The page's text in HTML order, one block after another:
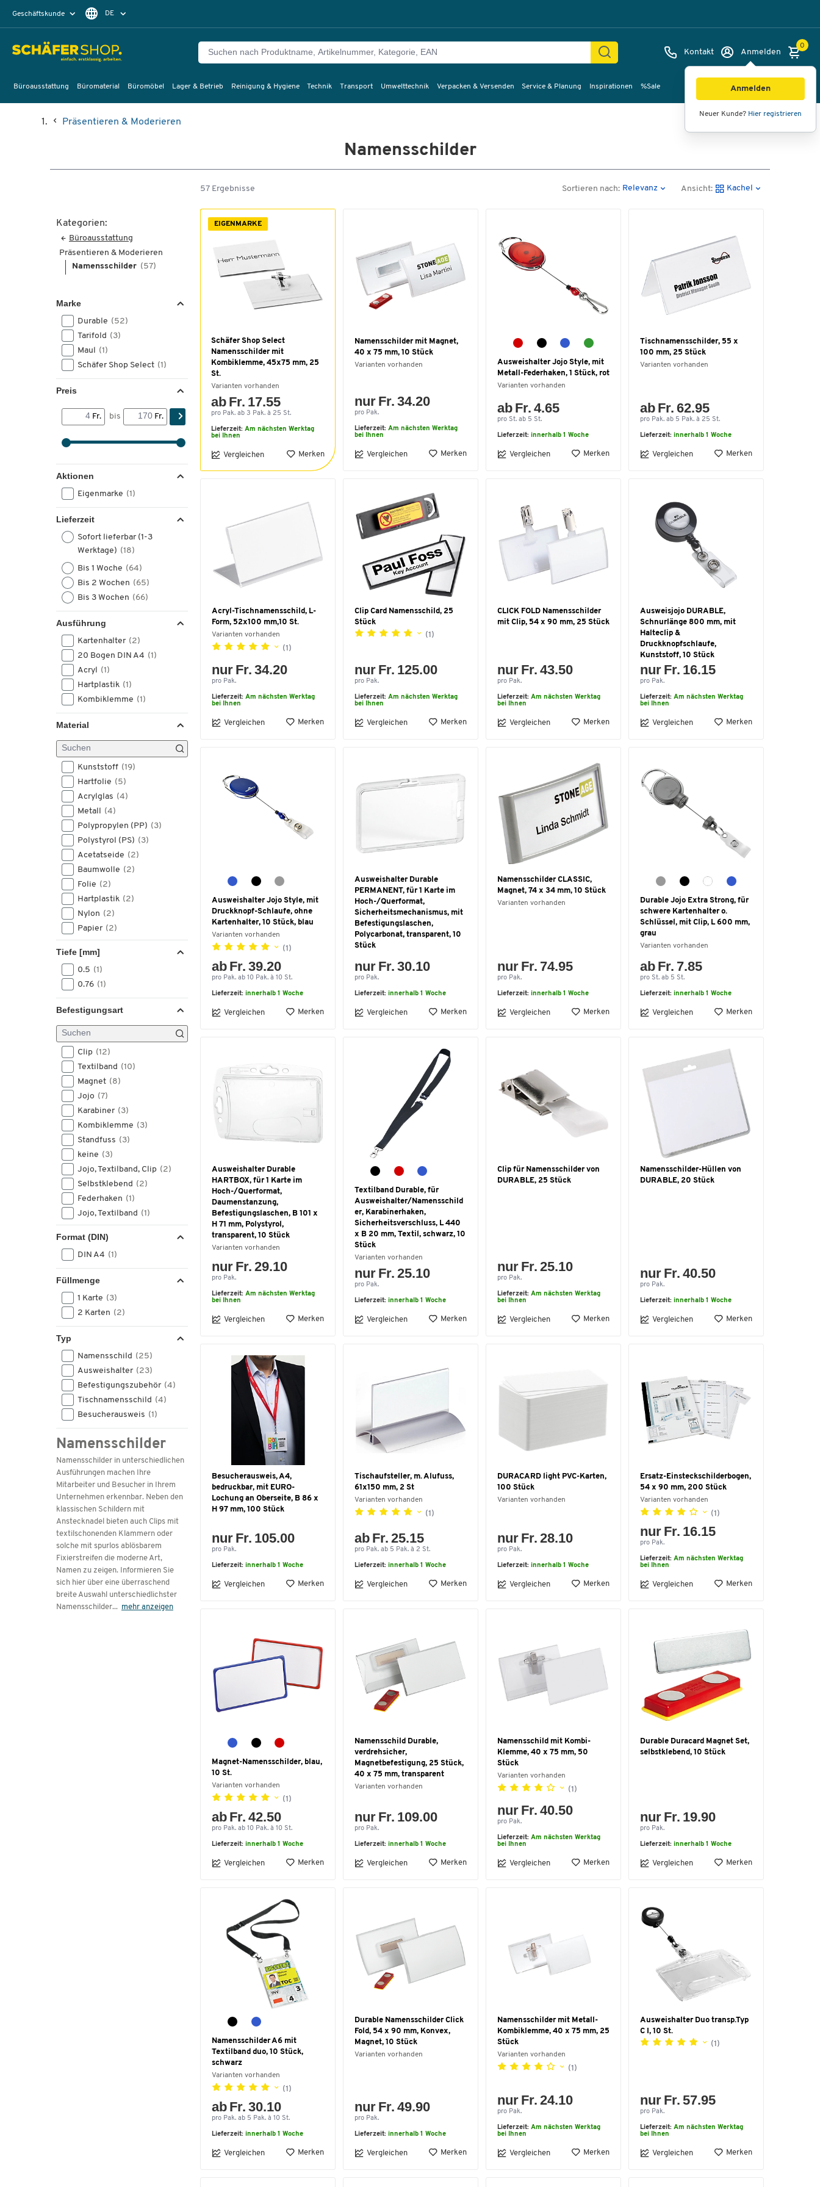
Geschäftskunde DE
EN Kontakt Anmelden
Anmelden
Neuer Kunde? Hier registrieren
0
Büroausstattung Büromaterial Büromöbel Lager & Betrieb Reinigung & Hygiene Technik Transport Umwelttechnik Verpacken & Versenden Service & Planung Inspirationen %Sale
Präsentieren & Moderieren
Namensschilder
Kategorien:
Büroausstattung
Präsentieren & Moderieren
Namensschilder (57)
Marke
Durable (52)
Tarifold (3)
Maul (1)
Schäfer Shop Select (1)
Preis
Fr. bis Fr.
Aktionen
Eigenmarke (1)
Lieferzeit
Sofort lieferbar (1-3
Werktage) (18)
Bis 1 Woche (64)
Bis 2 Wochen (65)
Bis 3 Wochen (66)
Ausführung
Kartenhalter (2)
20 Bogen DIN A4 (1)
Acryl (1)
Hartplastik (1)
Kombiklemme (1)
Material
Kunststoff (19)
Hartfolie (5)
Acrylglas (4)
Metall (4)
Polypropylen (PP) (3)
Polystyrol (PS) (3)
Acetatseide (2)
Baumwolle (2)
Folie (2)
Hartplastik (2)
Nylon (2)
Papier (2)
Polyethylenterephthalat
(PET)
Recyclingkunststoff
Acrylnitril-Butadien-Styrol
Bambus
PP(1)
Polycarbonat (PC)
Polyester (1)
Polypropylen-Folie (PP-
Folie)(1)
Polyvinylchlorid (PVC)
Stoff(1)
Zink(1)
Tiefe [mm]
0.5 (1)
0.76 (1)
Befestigungsart
Clip (12)
Textilband (10)
Magnet (8)
Jojo (7)
Karabiner (3)
Kombiklemme (3)
Standfuss (3)
keine (3)
Jojo, Textilband, Clip (2)
Selbstklebend (2)
Federhaken (1)
Jojo, Textilband (1)
Kombi-Klemme(1)
Krokoklemme
Sicherheitsverschluss
Format (DIN)
DIN A4 (1)
Füllmenge
1 Karte (3)
2 Karten (2)
Typ
Namensschild (25)
Ausweishalter (23)
Befestigungszubehör (4)
Tischnamensschild (4)
Besucherausweis (1)
Namensschilder
Namensschilder in unterschiedlichen
Ausführungen machen Ihre
Mitarbeiter und Besucher in Ihrem
Unternehmen erkennbar. Neben den
klassischen Schildern mit
Anstecknadel bieten auch Clips mit
textilschonenden Klammern oder
solche mit spurlos ablösbarem
Fixierstreifen die moderne Art,
Namen zu zeigen. Informieren Sie
sich hier über eine überraschend
breite Auswahl unterschiedlichster
Namensschilder... mehr anzeigen
57 Ergebnisse Sortieren nach: Relevanz Ansicht: Kachel
EIGENMARKE
Schäfer Shop Select
Namensschilder mit
Kombiklemme, 45x75 mm, 25
St.
Varianten vorhanden
ab Fr. 17.55
pro Pak. ab 3 Pak. à 25 St.
Lieferzeit: Am nächsten Werktag
bei Ihnen
Vergleichen Merken
Namensschilder mit Magnet,
40 x 75 mm, 10 Stück
Varianten vorhanden
nur Fr. 34.20
pro Pak.
Lieferzeit: Am nächsten Werktag
bei Ihnen
Vergleichen Merken
Ausweishalter Jojo Style, mit
Metall-Federhaken, 1 Stück, rot
Varianten vorhanden
ab Fr. 4.65
pro St. ab 5 St.
Lieferzeit: innerhalb 1 Woche
Vergleichen Merken
Tischnamensschilder, 55 x
100 mm, 25 Stück
Varianten vorhanden
ab Fr. 62.95
pro Pak. ab 5 Pak. à 25 St.
Lieferzeit: innerhalb 1 Woche
Vergleichen Merken
Acryl-Tischnamensschild, L-
Form, 52x100 mm,10 St.
Varianten vorhanden
(1)
nur Fr. 34.20
pro Pak.
Lieferzeit: Am nächsten Werktag
bei Ihnen
Vergleichen Merken
Clip Card Namensschild, 25
Stück
(1)
nur Fr. 125.00
pro Pak.
Lieferzeit: Am nächsten Werktag
bei Ihnen
Vergleichen Merken
CLICK FOLD Namensschilder
mit Clip, 54 x 90 mm, 25 Stück
nur Fr. 43.50
pro Pak.
Lieferzeit: Am nächsten Werktag
bei Ihnen
Vergleichen Merken
Ausweisjojo DURABLE,
Schnurlänge 800 mm, mit
Halteclip &
Druckknopfschlaufe,
Kunststoff, 10 Stück
nur Fr. 16.15
pro Pak.
Lieferzeit: Am nächsten Werktag
bei Ihnen
Vergleichen Merken
Ausweishalter Jojo Style, mit
Druckknopf-Schlaufe, ohne
Kartenhalter, 10 Stück, blau
Varianten vorhanden
(1)
ab Fr. 39.20
pro Pak. ab 10 Pak. à 10 St.
Lieferzeit: innerhalb 1 Woche
Vergleichen Merken
Ausweishalter Durable
PERMANENT, für 1 Karte im
Hoch-/Querformat,
Sicherheitsmechanismus, mit
Befestigungslaschen,
Polycarbonat, transparent, 10
Stück
nur Fr. 30.10
pro Pak.
Lieferzeit: innerhalb 1 Woche
Vergleichen Merken
Namensschilder CLASSIC,
Magnet, 74 x 34 mm, 10 Stück
Varianten vorhanden
nur Fr. 74.95
pro Pak.
Lieferzeit: innerhalb 1 Woche
Vergleichen Merken
Durable Jojo Extra Strong, für
schwere Kartenhalter o.
Schlüssel, mit Clip, L 600 mm,
grau
Varianten vorhanden
ab Fr. 7.85
pro St. ab 5 St.
Lieferzeit: innerhalb 1 Woche
Vergleichen Merken
Ausweishalter Durable
HARTBOX, für 1 Karte im
Hoch-/Querformat,
Daumenstanzung,
Befestigungslaschen, B 101 x
H 71 mm, Polystyrol,
transparent, 10 Stück
Varianten vorhanden
nur Fr. 29.10
pro Pak.
Lieferzeit: Am nächsten Werktag
bei Ihnen
Vergleichen Merken
Textilband Durable, für
Ausweishalter/Namensschild
er, Karabinerhaken,
Sicherheitsverschluss, L 440
x B 20 mm, Textil, schwarz, 10
Stück
Varianten vorhanden
nur Fr. 25.10
pro Pak.
Lieferzeit: innerhalb 1 Woche
Vergleichen Merken
Clip für Namensschilder von
DURABLE, 25 Stück
nur Fr. 25.10
pro Pak.
Lieferzeit: Am nächsten Werktag
bei Ihnen
Vergleichen Merken
Namensschilder-Hüllen von
DURABLE, 20 Stück
nur Fr. 40.50
pro Pak.
Lieferzeit: innerhalb 1 Woche
Vergleichen Merken
Besucherausweis, A4,
bedruckbar, mit EURO-
Lochung an Oberseite, B 86 x
H 97 mm, 100 Stück
nur Fr. 105.00
pro Pak.
Lieferzeit: innerhalb 1 Woche
Vergleichen Merken
Tischaufsteller, m. Alufuss,
61x150 mm, 2 St
Varianten vorhanden
(1)
ab Fr. 25.15
pro Pak. ab 5 Pak. à 2 St.
Lieferzeit: innerhalb 1 Woche
Vergleichen Merken
DURACARD light PVC-Karten,
100 Stück
Varianten vorhanden
nur Fr. 28.10
pro Pak.
Lieferzeit: innerhalb 1 Woche
Vergleichen Merken
Ersatz-Einsteckschilderbogen,
54 x 90 mm, 200 Stück
Varianten vorhanden
(1)
nur Fr. 16.15
pro Pak.
Lieferzeit: Am nächsten Werktag
bei Ihnen
Vergleichen Merken
Magnet-Namensschilder, blau,
10 St.
Varianten vorhanden
(1)
ab Fr. 42.50
pro Pak. ab 10 Pak. à 10 St.
Lieferzeit: innerhalb 1 Woche
Vergleichen Merken
Namensschild Durable,
verdrehsicher,
Magnetbefestigung, 25 Stück,
40 x 75 mm, transparent
Varianten vorhanden
nur Fr. 109.00
pro Pak.
Lieferzeit: innerhalb 1 Woche
Vergleichen Merken
Namensschild mit Kombi-
Klemme, 40 x 75 mm, 50
Stück
Varianten vorhanden
(1)
nur Fr. 40.50
pro Pak.
Lieferzeit: Am nächsten Werktag
bei Ihnen
Vergleichen Merken
Durable Duracard Magnet Set,
selbstklebend, 10 Stück
nur Fr. 19.90
pro Pak.
Lieferzeit: innerhalb 1 Woche
Vergleichen Merken
Namensschilder A6 mit
Textilband duo, 10 Stück,
schwarz
Varianten vorhanden
(1)
ab Fr. 30.10
pro Pak. ab 5 Pak. à 10 St.
Lieferzeit: innerhalb 1 Woche
Vergleichen Merken
Durable Namensschilder Click
Fold, 54 x 90 mm, Konvex,
Magnet, 10 Stück
Varianten vorhanden
nur Fr. 49.90
pro Pak.
Lieferzeit: innerhalb 1 Woche
Vergleichen Merken
Namensschilder mit Metall-
Kombiklemme, 40 x 75 mm, 25
Stück
Varianten vorhanden
(1)
nur Fr. 24.10
pro Pak.
Lieferzeit: Am nächsten Werktag
bei Ihnen
Vergleichen Merken
Ausweishalter Duo transp.Typ
C I, 10 St.
(1)
nur Fr. 57.95
pro Pak.
Lieferzeit: Am nächsten Werktag
bei Ihnen
Vergleichen Merken